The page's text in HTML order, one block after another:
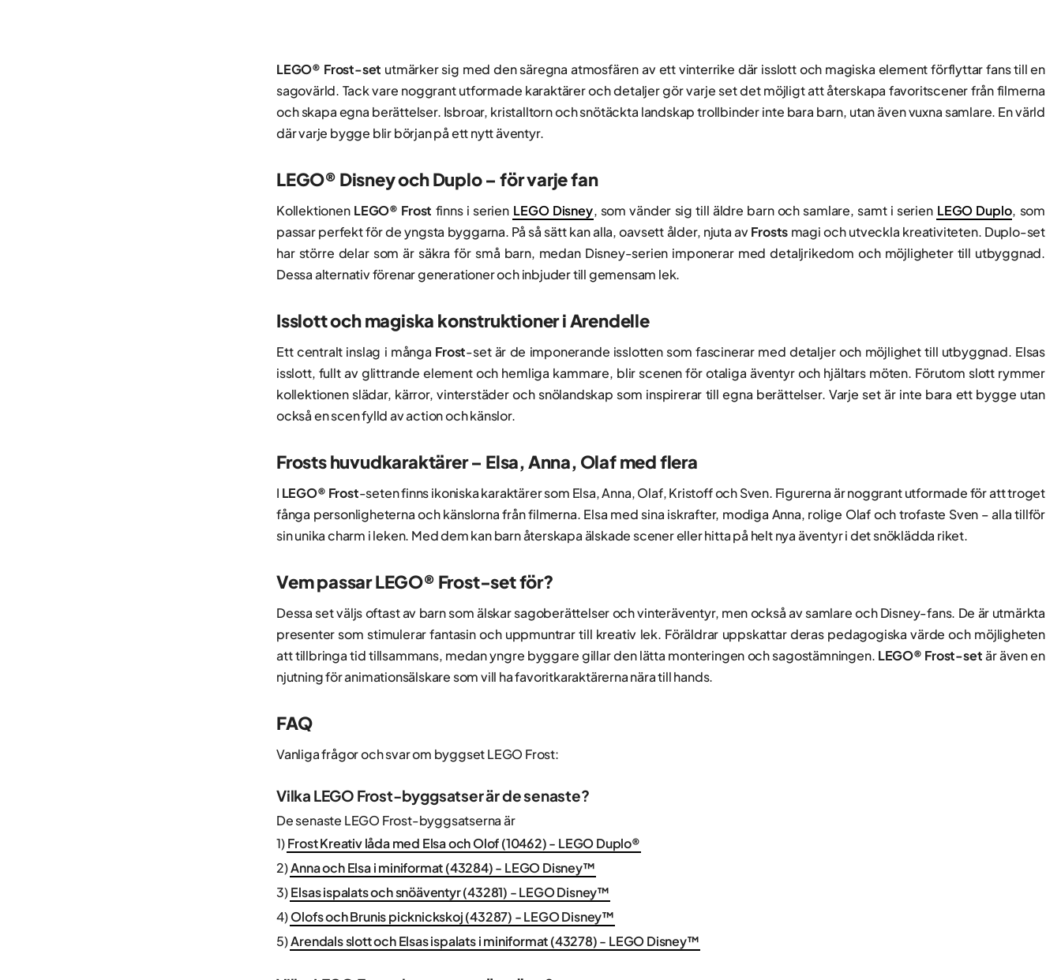
LEGO® Frost-set utmärker sig med den säregna atmosfären av ett vinterrike där isslott och magiska element förflyttar fans till en
sagovärld. Tack vare noggrant utformade karaktärer och detaljer gör varje set det möjligt att återskapa favoritscener från filmerna
och skapa egna berättelser. Isbroar, kristalltorn och snötäckta landskap trollbinder inte bara barn, utan även vuxna samlare. En värld
där varje bygge blir början på ett nytt äventyr.
LEGO® Disney och Duplo – för varje fan
Kollektionen LEGO® Frost finns i serien LEGO Disney, som vänder sig till äldre barn och samlare, samt i serien LEGO Duplo, som
passar perfekt för de yngsta byggarna. På så sätt kan alla, oavsett ålder, njuta avFrosts magi och utveckla kreativiteten. Duplo-set
har större delar som är säkra för små barn, medan Disney-serien imponerar med detaljrikedom och möjligheter till utbyggnad.
Dessa alternativ förenar generationer och inbjuder till gemensam lek.
Isslott och magiska konstruktioner i Arendelle
Ett centralt inslag i många Frost-set är de imponerande isslotten som fascinerar med detaljer och möjlighet till utbyggnad. Elsas
isslott, fullt av glittrande element och hemliga kammare, blir scenen för otaliga äventyr och hjältars möten. Förutom slott rymmer
kollektionen slädar, kärror, vinterstäder och snölandskap som inspirerar till egna berättelser. Varje set är inte bara ett bygge utan
också en scen fylld av action och känslor.
Frosts huvudkaraktärer – Elsa, Anna, Olaf med flera
I LEGO® Frost-seten finns ikoniska karaktärer som Elsa, Anna, Olaf, Kristoff och Sven. Figurerna är noggrant utformade för att troget
fånga personligheterna och känslorna från filmerna. Elsa med sina iskrafter, modiga Anna, rolige Olaf och trofaste Sven – alla tillför
sin unika charm i leken. Med dem kan barn återskapa älskade scener eller hitta på helt nya äventyr i det snöklädda riket.
Vem passar LEGO® Frost-set för?
Dessa set väljs oftast av barn som älskar sagoberättelser och vinteräventyr, men också av samlare och Disney-fans. De är utmärkta
presenter som stimulerar fantasin och uppmuntrar till kreativ lek. Föräldrar uppskattar deras pedagogiska värde och möjligheten
att tillbringa tid tillsammans, medan yngre byggare gillar den lätta monteringen och sagostämningen. LEGO® Frost-setär även en
njutning för animationsälskare som vill ha favoritkaraktärerna nära till hands.
FAQ
Vanliga frågor och svar om byggset LEGO Frost:
Vilka LEGO Frost-byggsatser är de senaste?
De senaste LEGO Frost-byggsatserna är
1)Frost Kreativ låda med Elsa och Olof (10462) - LEGO Duplo®
2)Anna och Elsa i miniformat (43284) - LEGO Disney™
3)Elsas ispalats och snöäventyr (43281) - LEGO Disney™
4)Olofs och Brunis picknickskoj (43287) - LEGO Disney™
5)Arendals slott och Elsas ispalats i miniformat (43278) - LEGO Disney™